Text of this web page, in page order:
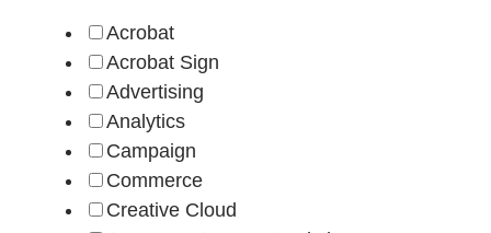
Acrobat
Acrobat Sign
Advertising
Analytics
Campaign
Commerce
Creative Cloud